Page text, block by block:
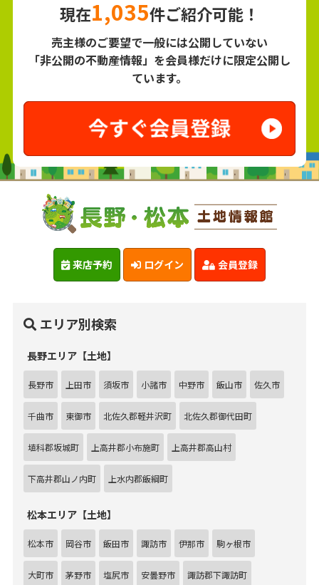
現在1,035件ご紹介可能！
売主様のご要望で一般には公開していない
「非公開の不動産情報」を会員様だけに限定公開し
ています。
来店予約 ログイン 会員登録
エリア別検索
長野エリア【土地】
長野市 上田市 須坂市 小諸市 中野市 飯山市 佐久市
千曲市 東御市 北佐久郡軽井沢町 北佐久郡御代田町
埴科郡坂城町 上高井郡小布施町 上高井郡高山村
下高井郡山ノ内町 上水内郡飯綱町
松本エリア【土地】
松本市 岡谷市 飯田市 諏訪市 伊那市 駒ヶ根市
大町市 茅野市 塩尻市 安曇野市 諏訪郡下諏訪町